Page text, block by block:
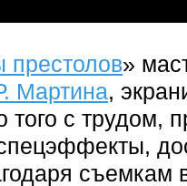
престолов»
Мартина,
того с трудом,
съемкам